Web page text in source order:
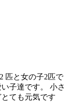
匹と女の子2匹で
子達です。 小さ
ても元気です